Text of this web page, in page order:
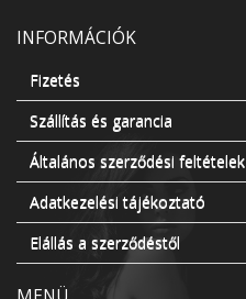
INFORMÁCIÓK
Fizetés
Szállítás és garancia
Általános szerződési feltételek
Adatkezelési tájékoztató
Elállás a szerződéstől